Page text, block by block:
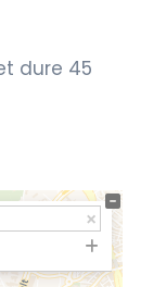
dure 45